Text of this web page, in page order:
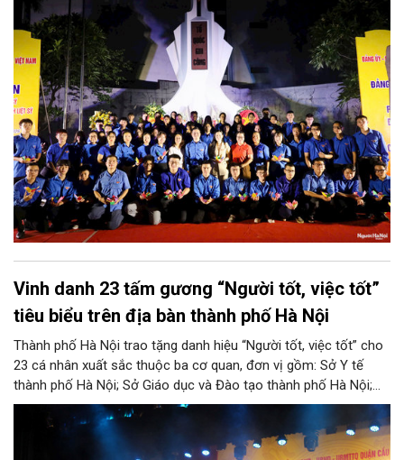
Chương trình là dịp để cán bộ, đảng viên, đoàn viên thanh niên
và các tầng lớp nhân dân bày tỏ lòng thành kính, biết ơn sâu
sắc đối với những người đã hy sinh vì độc lập, tự do của Tổ
quốc, đồng thời tiếp nối truyền thống "Uống nước nhớ nguồn"
bằng những hành động thiết thực.
Vinh danh 23 tấm gương “Người tốt, việc tốt”
tiêu biểu trên địa bàn thành phố Hà Nội
Thành phố Hà Nội trao tặng danh hiệu “Người tốt, việc tốt” cho
23 cá nhân xuất sắc thuộc ba cơ quan, đơn vị gồm: Sở Y tế
thành phố Hà Nội; Sở Giáo dục và Đào tạo thành phố Hà Nội;
Ủy ban Mặt trận Tổ quốc Việt Nam thành phố Hà Nội.